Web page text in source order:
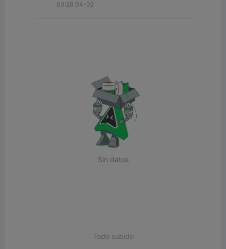
03:20 04-02
Sin datos
Todo subido